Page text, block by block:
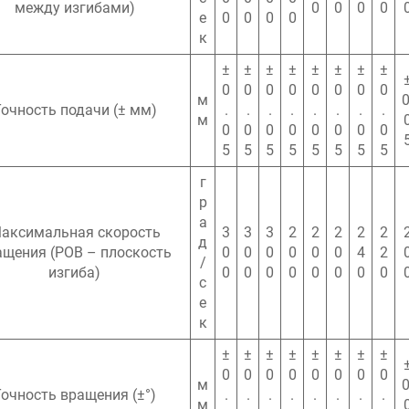
между изгибами)
е
к
0
0
0
0
0
0
0
0
подачи (± мм)
м
м
±
0
.
0
5
±
0
.
0
5
±
0
.
0
5
±
0
.
0
5
±
0
.
0
5
±
0
.
0
5
±
0
.
0
5
±
0
.
0
5
скорость
(POB – плоскость
изгиба)
г
р
а
д
/
с
е
к
3
0
0
3
0
0
3
0
0
2
0
0
2
0
0
2
0
0
2
4
0
2
2
0
вращения (±°)
м
м
±
0
.
±
0
.
±
0
.
±
0
.
±
0
.
±
0
.
±
0
.
±
0
.